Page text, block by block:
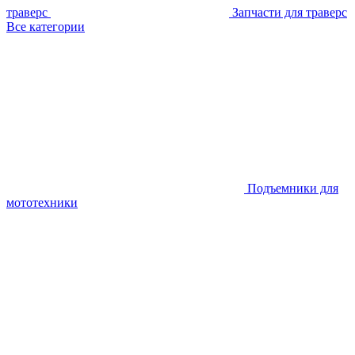
траверс
Запчасти для траверс
Все категории
Подъемники для
мототехники